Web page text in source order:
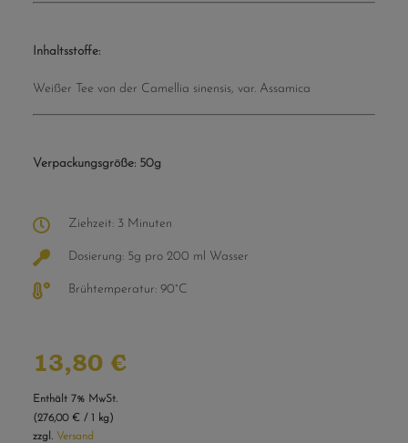
Inhaltsstoffe:
Weißer Tee von der Camellia sinensis, var. Assamica
Verpackungsgröße: 50g
Ziehzeit: 3 Minuten
Dosierung: 5g pro 200 ml Wasser
Brühtemperatur: 90°C
13,80 €
Enthält 7% MwSt.
(276,00 € / 1 kg)
zzgl. Versand